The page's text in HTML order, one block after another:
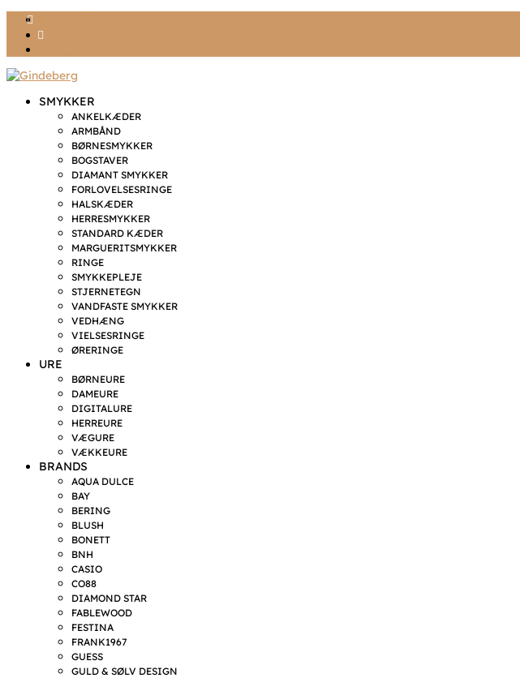
SMYKKER
ANKELKÆDER
ARMBÅND
BØRNESMYKKER
BOGSTAVER
DIAMANT SMYKKER
FORLOVELSESRINGE
HALSKÆDER
HERRESMYKKER
STANDARD KÆDER
MARGUERITSMYKKER
RINGE
SMYKKEPLEJE
STJERNETEGN
VANDFASTE SMYKKER
VEDHÆNG
VIELSESRINGE
ØRERINGE
URE
BØRNEURE
DAMEURE
DIGITALURE
HERREURE
VÆGURE
VÆKKEURE
BRANDS
AQUA DULCE
BAY
BERING
BLUSH
BONETT
BNH
CASIO
CO88
DIAMOND STAR
FABLEWOOD
FESTINA
FRANK1967
GUESS
GULD & SØLV DESIGN